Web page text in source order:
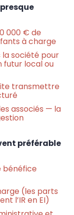
presque
000 € de
à charge
la société pour
futur local ou
transmettre
associés — la
préférable
bénéfice
(les parts
l’IR en EI)